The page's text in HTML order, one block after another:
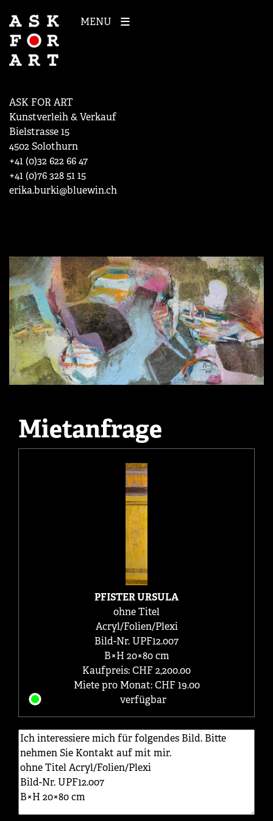
MENU
ASK FOR ART
Kunstverleih & Verkauf
Bielstrasse 15
4502 Solothurn
+41 (0)32 622 66 47
+41 (0)76 328 51 15
erika.burki@bluewin.ch
Mietanfrage
PFISTER URSULA
ohne Titel
Acryl/Folien/Plexi
Bild-Nr. UPF12.007
B×H 20×80 cm
Kaufpreis: CHF 2,200.00
Miete pro Monat: CHF 19.00
verfügbar